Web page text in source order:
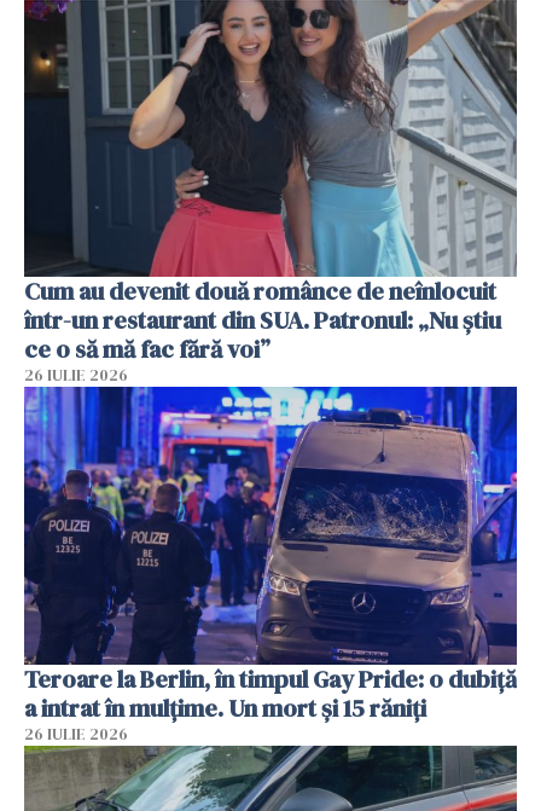
Cum au devenit două românce de neînlocuit
într-un restaurant din SUA. Patronul: „Nu știu
ce o să mă fac fără voi”
26 IULIE 2026
Teroare la Berlin, în timpul Gay Pride: o dubiță
a intrat în mulțime. Un mort și 15 răniți
26 IULIE 2026